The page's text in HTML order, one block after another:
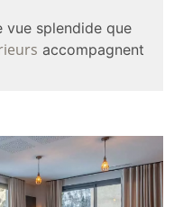
vue splendide que
accompagnent